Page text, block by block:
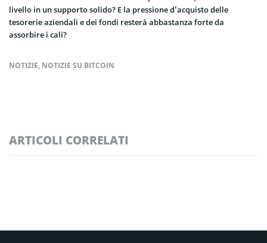
livello in un supporto solido? E la pressione d’acquisto delle
tesorerie aziendali e dei fondi resterà abbastanza forte da
assorbire i cali?
NOTIZIE, NOTIZIE SU BITCOIN
ARTICOLI CORRELATI